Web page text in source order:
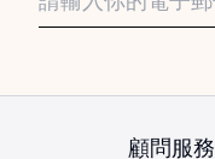
顧問服務